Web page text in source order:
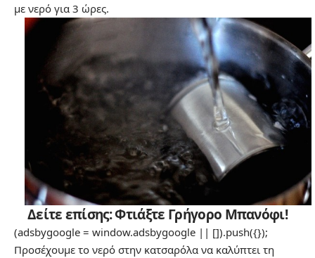
με νερό για 3 ώρες.
Δείτε επίσης:Φτιάξτε Γρήγορο Μπανόφι!
(adsbygoogle = window.adsbygoogle || []).push({});
Προσέχουμε το νερό στην κατσαρόλα να καλύπτει τη